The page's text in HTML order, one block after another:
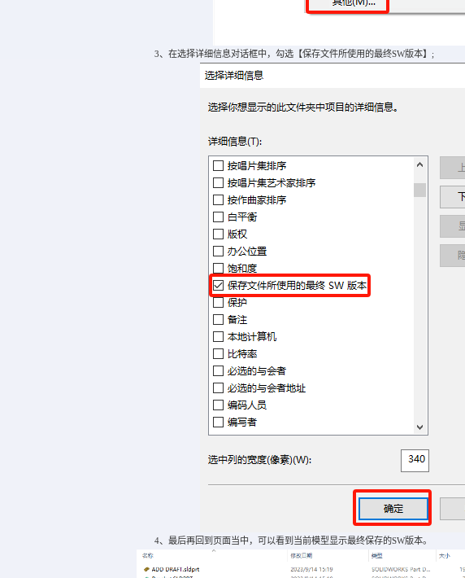
3、在选择详细信息对话框中，勾选【保存文件所使用的最终SW版本】;
4、最后再回到页面当中，可以看到当前模型显示最终保存的SW版本。